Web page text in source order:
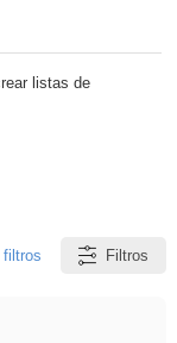
listas de
filtros Filtros